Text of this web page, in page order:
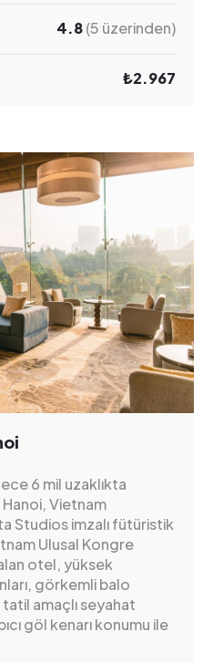
4.8(5 üzerinden)
₺2.967
6 mil uzaklıkta
Vietnam
Studios imzalı fütüristik
Ulusal Kongre
otel, yüksek
görkemli balo
amaçlı seyahat
göl kenarı konumu ile